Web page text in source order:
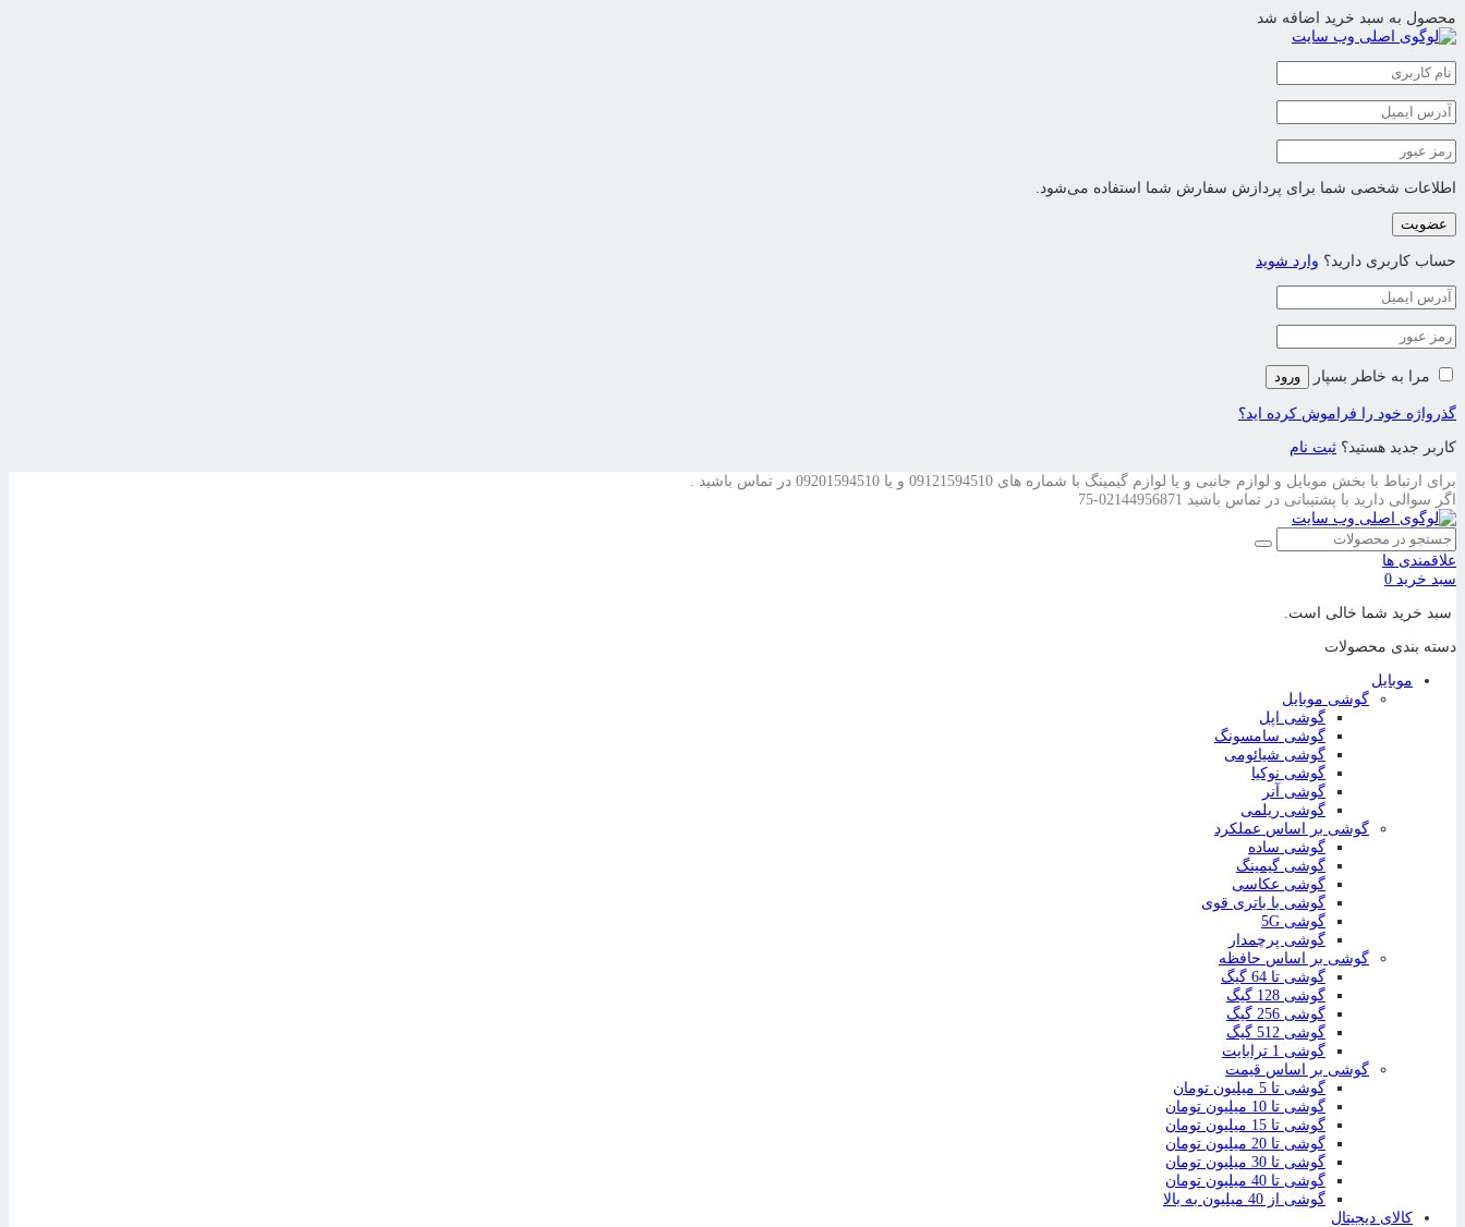
محصول به سبد خرید اضافه شد
اطلاعات شخصی شما برای پردازش سفارش شما استفاده می‌شود.
عضویت
حساب کاربری دارید؟ وارد شوید
مرا به خاطر بسپار ورود
گذرواژه خود را فراموش کرده اید؟
کاربر جدید هستید؟ ثبت نام
برای ارتباط با بخش موبایل و لوازم جانبی و یا لوازم گیمینگ با شماره های 09121594510 و یا 09201594510 در تماس باشید .
اگر سوالی دارید با پشتیبانی در تماس باشید 02144956871-75
علاقمندی ها
سبد خرید 0
سبد خرید شما خالی است.
دسته بندی محصولات
موبایل
گوشی موبایل
گوشی اپل
گوشی سامسونگ
گوشی شیائومی
گوشی نوکیا
گوشی آنر
گوشی ریلمی
گوشی بر اساس عملکرد
گوشی ساده
گوشی گیمینگ
گوشی عکاسی
گوشی با باتری قوی
گوشی 5G
گوشی پرچمدار
گوشی بر اساس حافظه
گوشی تا 64 گیگ
گوشی 128 گیگ
گوشی 256 گیگ
گوشی 512 گیگ
گوشی 1 ترابایت
گوشی بر اساس قیمت
گوشی تا 5 میلیون تومان
گوشی تا 10 میلیون تومان
گوشی تا 15 میلیون تومان
گوشی تا 20 میلیون تومان
گوشی تا 30 میلیون تومان
گوشی تا 40 میلیون تومان
گوشی از 40 میلیون به بالا
کالای دیجیتال